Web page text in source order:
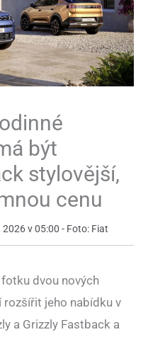
být
stylovější,
cenu
v 05:00 - Foto: Fiat
dvou nových
jeho nabídku v
a Grizzly Fastback a